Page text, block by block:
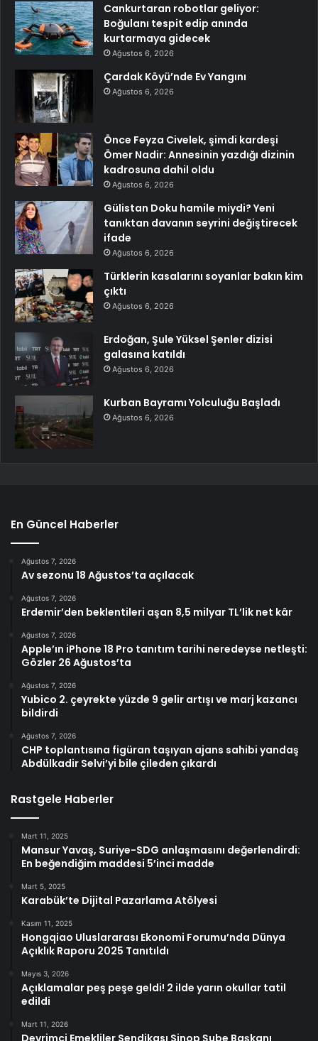
Cankurtaran robotlar geliyor:
Boğulanı tespit edip anında
kurtarmaya gidecek
Ağustos 6, 2026
Çardak Köyü’nde Ev Yangını
Ağustos 6, 2026
Önce Feyza Civelek, şimdi kardeşi
Ömer Nadir: Annesinin yazdığı dizinin
kadrosuna dahil oldu
Ağustos 6, 2026
Gülistan Doku hamile miydi? Yeni
tanıktan davanın seyrini değiştirecek
ifade
Ağustos 6, 2026
Türklerin kasalarını soyanlar bakın kim
çıktı
Ağustos 6, 2026
Erdoğan, Şule Yüksel Şenler dizisi
galasına katıldı
Ağustos 6, 2026
Kurban Bayramı Yolculuğu Başladı
Ağustos 6, 2026
En Güncel Haberler
Ağustos 7, 2026
Av sezonu 18 Ağustos’ta açılacak
Ağustos 7, 2026
Erdemir’den beklentileri aşan 8,5 milyar TL’lik net kâr
Ağustos 7, 2026
Apple’ın iPhone 18 Pro tanıtım tarihi neredeyse netleşti:
Gözler 26 Ağustos’ta
Ağustos 7, 2026
Yubico 2. çeyrekte yüzde 9 gelir artışı ve marj kazancı
bildirdi
Ağustos 7, 2026
CHP toplantısına figüran taşıyan ajans sahibi yandaş
Abdülkadir Selvi’yi bile çileden çıkardı
Rastgele Haberler
Mart 11, 2025
Mansur Yavaş, Suriye-SDG anlaşmasını değerlendirdi:
En beğendiğim maddesi 5’inci madde
Mart 5, 2025
Karabük’te Dijital Pazarlama Atölyesi
Kasım 11, 2025
Hongqiao Uluslararası Ekonomi Forumu’nda Dünya
Açıklık Raporu 2025 Tanıtıldı
Mayıs 3, 2026
Açıklamalar peş peşe geldi! 2 ilde yarın okullar tatil
edildi
Mart 11, 2026
Devrimci Emekliler Sendikası Sinop Şube Başkanı